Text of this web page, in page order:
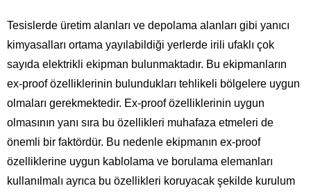
Tesislerde üretim alanları ve depolama alanları gibi yanıcı
kimyasalları ortama yayılabildiği yerlerde irili ufaklı çok
sayıda elektrikli ekipman bulunmaktadır. Bu ekipmanların
ex-proof özelliklerinin bulundukları tehlikeli bölgelere uygun
olmaları gerekmektedir. Ex-proof özelliklerinin uygun
olmasının yanı sıra bu özellikleri muhafaza etmeleri de
önemli bir faktördür. Bu nedenle ekipmanın ex-proof
özelliklerine uygun kablolama ve borulama elemanları
kullanılmalı ayrıca bu özellikleri koruyacak şekilde kurulum